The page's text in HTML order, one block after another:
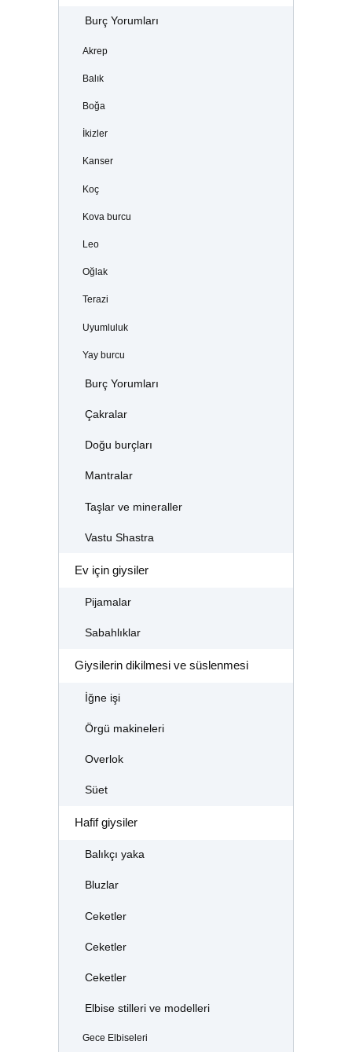
Burç Yorumları
Akrep
Balık
Boğa
İkizler
Kanser
Koç
Kova burcu
Leo
Oğlak
Terazi
Uyumluluk
Yay burcu
Burç Yorumları
Çakralar
Doğu burçları
Mantralar
Taşlar ve mineraller
Vastu Shastra
Ev için giysiler
Pijamalar
Sabahlıklar
Giysilerin dikilmesi ve süslenmesi
İğne işi
Örgü makineleri
Overlok
Süet
Hafif giysiler
Balıkçı yaka
Bluzlar
Ceketler
Ceketler
Ceketler
Elbise stilleri ve modelleri
Gece Elbiseleri